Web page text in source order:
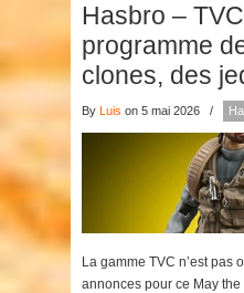
Hasbro –
programme
clones, des
By Luis on 5 mai 2026 /
La gamme TVC n’est pas
annonces pour ce May